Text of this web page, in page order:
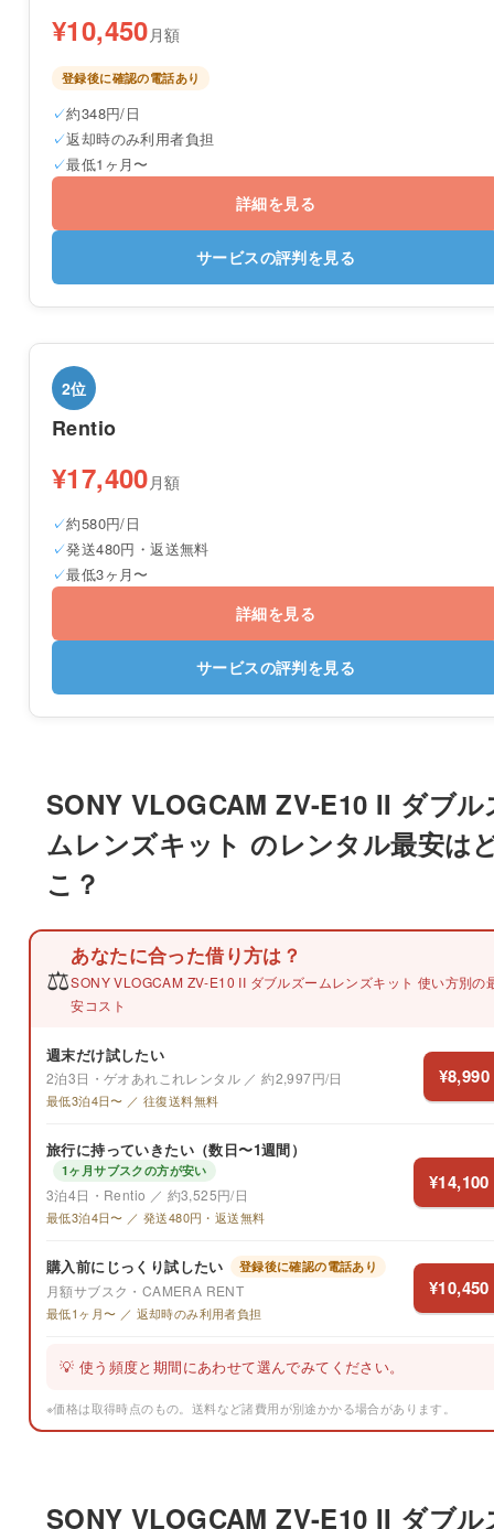
¥10,450 月額
登録後に確認の電話あり
約348円/日
返却時のみ利用者負担
最低1ヶ月〜
詳細を見る
サービスの評判を見る
2位
Rentio
¥17,400 月額
約580円/日
発送480円・返送無料
最低3ヶ月〜
詳細を見る
サービスの評判を見る
SONY VLOGCAM ZV-E10 II ダブル
ムレンズキット のレンタル最安は
こ？
⚖️
あなたに合った借り方は？
SONY VLOGCAM ZV-E10 II ダブルズームレンズキット 使い方別の
安コスト
週末だけ試したい
2泊3日・ゲオあれこれレンタル ／ 約2,997円/日
最低3泊4日〜 ／ 往復送料無料
¥8,990
旅行に持っていきたい（数日〜1週間）
1ヶ月サブスクの方が安い
3泊4日・Rentio ／ 約3,525円/日
最低3泊4日〜 ／ 発送480円・返送無料
¥14,100
購入前にじっくり試したい 登録後に確認の電話あり
月額サブスク・CAMERA RENT
最低1ヶ月〜 ／ 返却時のみ利用者負担
¥10,450
💡 使う頻度と期間にあわせて選んでみてください。
※価格は取得時点のもの。送料など諸費用が別途かかる場合があります。
SONY VLOGCAM ZV-E10 II ダブル